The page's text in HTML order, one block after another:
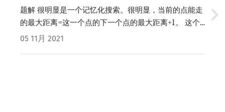
Board 2 题解 (Java/C++)
题解 很明显是一个记忆化搜索。很明显，当前的点能走
的最大距离=这一个点的下一个点的最大距离+1。 这个
题的麻烦之处在于代码实现，在实现过程中，有以下几
05 11月 2021